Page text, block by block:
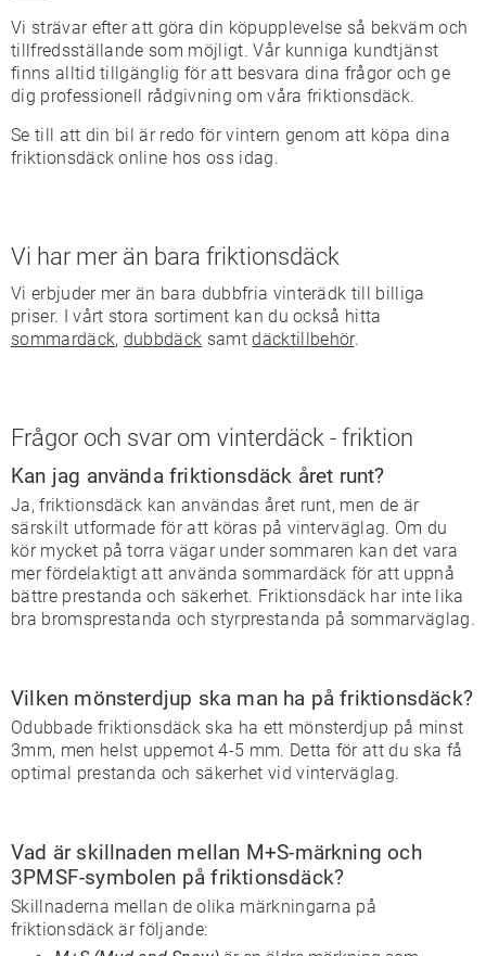
Vi strävar efter att göra din köpupplevelse så bekväm och
tillfredsställande som möjligt. Vår kunniga kundtjänst
finns alltid tillgänglig för att besvara dina frågor och ge
dig professionell rådgivning om våra friktionsdäck.
Se till att din bil är redo för vintern genom att köpa dina
friktionsdäck online hos oss idag.
Vi har mer än bara friktionsdäck
Vi erbjuder mer än bara dubbfria vinterädk till billiga
priser. I vårt stora sortiment kan du också hitta
sommardäck, dubbdäck samtdäcktillbehör.
Frågor och svar om vinterdäck - friktion
Kan jag använda friktionsdäck året runt?
Ja, friktionsdäck kan användas året runt, men de är
särskilt utformade för att köras på vinterväglag. Om du
kör mycket på torra vägar under sommaren kan det vara
mer fördelaktigt att använda sommardäck för att uppnå
bättre prestanda och säkerhet. Friktionsdäck har inte lika
bra bromsprestanda och styrprestanda på sommarväglag.
Vilken mönsterdjup ska man ha på friktionsdäck?
Odubbade friktionsdäck ska ha ett mönsterdjup på minst
3mm, men helst uppemot 4-5 mm. Detta för att du ska få
optimal prestanda och säkerhet vid vinterväglag.
Vad är skillnaden mellan M+S-märkning och
3PMSF-symbolen på friktionsdäck?
Skillnaderna mellan de olika märkningarna på
friktionsdäck är följande: